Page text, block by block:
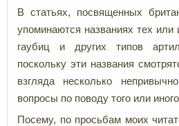
В статьях, посвященных
упоминаются названиях тех или
гаубиц и других типов
поскольку эти названия
взгляда несколько
вопросы по поводу того или
Посему, по просьбам моих